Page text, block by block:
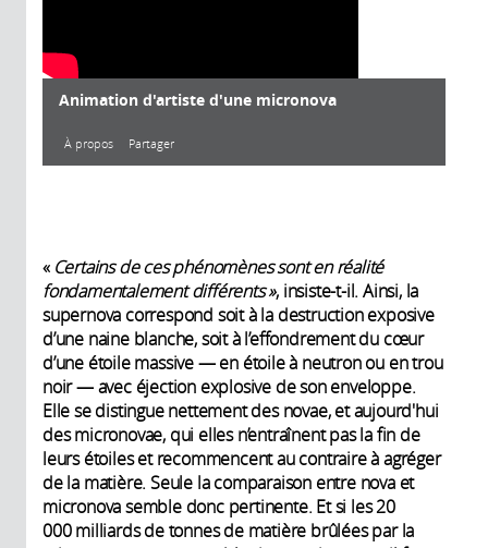
Animation d'artiste d'une micronova
À propos Partager
Année de
production:
2022
« Certains de ces phénomènes sont en réalité
fondamentalement différents », insiste-t-il. Ainsi, la
supernova correspond soit à la destruction exposive
d’une naine blanche, soit à l’effondrement du cœur
d’une étoile massive — en étoile à neutron ou en trou
noir — avec éjection explosive de son enveloppe.
Elle se distingue nettement des novae, et aujourd'hui
des micronovae, qui elles n’entraînent pas la fin de
leurs étoiles et recommencent au contraire à agréger
de la matière. Seule la comparaison entre nova et
micronova semble donc pertinente. Et si les 20
000 milliards de tonnes de matière brûlées par la